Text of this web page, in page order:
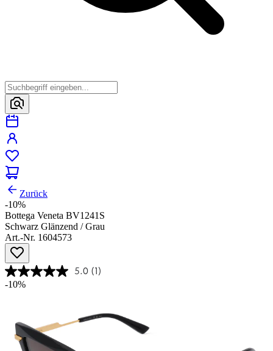
Zurück
-10%
Bottega Veneta BV1241S
Schwarz Glänzend / Grau
Art.-Nr. 1604573
5.0 (1)
-10%